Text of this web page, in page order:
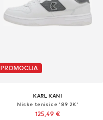
PROMOCIJA
KARL KANI
Niske tenisice '89 2K'
125,49 €